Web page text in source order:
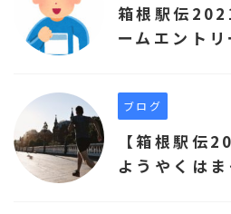
箱根駅伝
ームエント
ブログ
【箱根駅伝
ようやくは